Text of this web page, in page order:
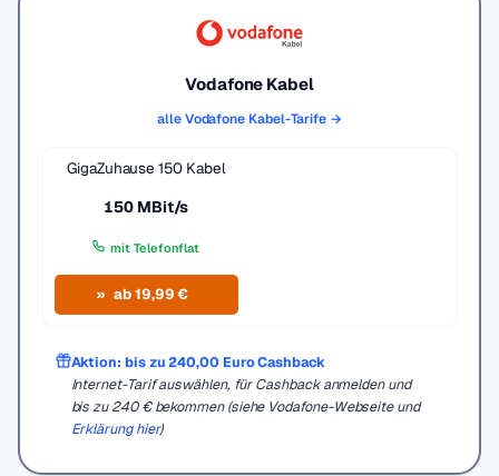
Vodafone Kabel
alle Vodafone Kabel-Tarife →
GigaZuhause 150 Kabel
150 MBit/s
mit Telefonflat
ab 19,99 €
Aktion: bis zu 240,00 Euro Cashback
Internet-Tarif auswählen, für Cashback anmelden und
bis zu 240 € bekommen (siehe Vodafone-Webseite und
Erklärung hier)